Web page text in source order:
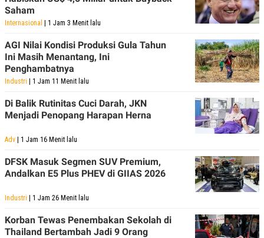
Saham
Internasional | 1 Jam 3 Menit lalu
AGI Nilai Kondisi Produksi Gula Tahun
Ini Masih Menantang, Ini
Penghambatnya
Industri | 1 Jam 11 Menit lalu
Di Balik Rutinitas Cuci Darah, JKN
Menjadi Penopang Harapan Herna
Adv | 1 Jam 16 Menit lalu
DFSK Masuk Segmen SUV Premium,
Andalkan E5 Plus PHEV di GIIAS 2026
Industri | 1 Jam 26 Menit lalu
Korban Tewas Penembakan Sekolah di
Thailand Bertambah Jadi 9 Orang